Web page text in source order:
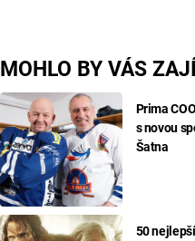
MOHLO BY VÁS
Prima
s novou
Šatna
50